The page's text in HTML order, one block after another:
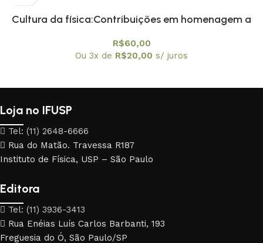
Cultura da física:Contribuições em homenagem a
R$60,00
Ou 3x de R$20,00 s/ juros
Loja no IFUSP
Tel: (11) 2648-6666
Rua do Matão. Travessa R187
Instituto de Física, USP – São Paulo
Editora
Tel: (11) 3936-3413
Rua Enéias Luís Carlos Barbanti, 193
Freguesia do Ó, São Paulo/SP